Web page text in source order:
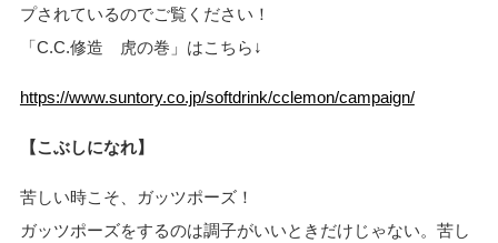
プされているのでご覧ください！
「C.C.修造 虎の巻」はこちら↓
https://www.suntory.co.jp/softdrink/cclemon/campaign/
【こぶしになれ】
苦しい時こそ、ガッツポーズ！
ガッツポーズをするのは調子がいいときだけじゃない。苦し